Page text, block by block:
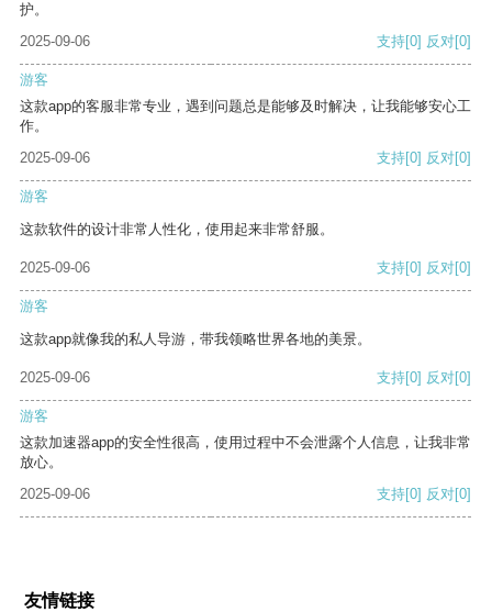
护。
2025-09-06
支持[0] 反对[0]
游客
这款app的客服非常专业，遇到问题总是能够及时解决，让我能够安心工
作。
2025-09-06
支持[0] 反对[0]
游客
这款软件的设计非常人性化，使用起来非常舒服。
2025-09-06 支持[0] 反对[0]
游客
这款app就像我的私人导游，带我领略世界各地的美景。
2025-09-06 支持[0] 反对[0]
游客
这款加速器app的安全性很高，使用过程中不会泄露个人信息，让我非常
放心。
2025-09-06
支持[0] 反对[0]
友情链接